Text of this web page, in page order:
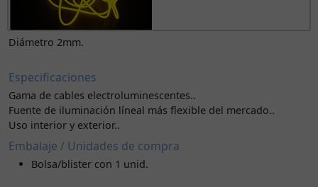
Diámetro 2mm.
Especificaciones
Gama de cables electroluminescentes..
Fuente de iluminación líneal más flexible del mercado..
Uso interior y exterior..
Embalaje / Unidades de compra
Bolsa/blister con 1 unid.